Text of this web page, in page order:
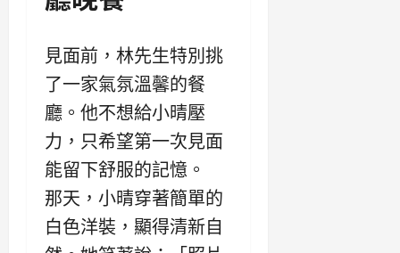
見面前，林先生特別挑
了一家氣氛溫馨的餐
廳。他不想給小晴壓
力，只希望第一次見面
能留下舒服的記憶。
那天，小晴穿著簡單的
白色洋裝，顯得清新自